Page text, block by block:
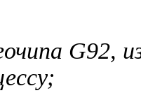
G92,